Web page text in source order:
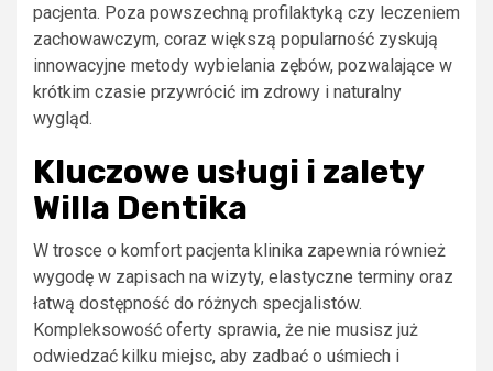
pacjenta. Poza powszechną profilaktyką czy leczeniem
zachowawczym, coraz większą popularność zyskują
innowacyjne metody wybielania zębów, pozwalające w
krótkim czasie przywrócić im zdrowy i naturalny
wygląd.
Kluczowe usługi i zalety
Willa Dentika
W trosce o komfort pacjenta klinika zapewnia również
wygodę w zapisach na wizyty, elastyczne terminy oraz
łatwą dostępność do różnych specjalistów.
Kompleksowość oferty sprawia, że nie musisz już
odwiedzać kilku miejsc, aby zadbać o uśmiech i